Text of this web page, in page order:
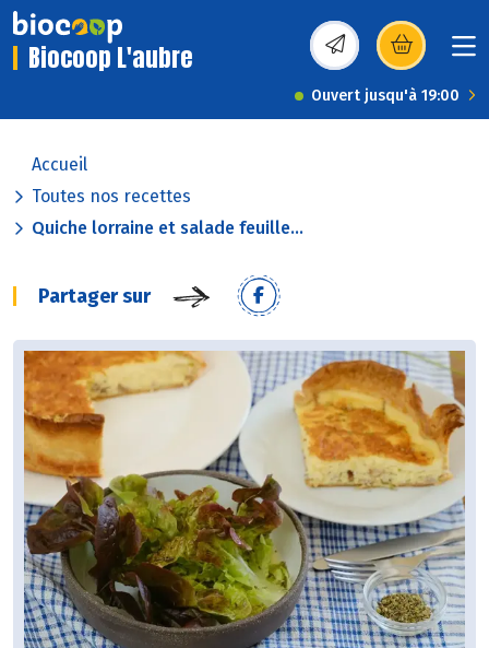
Biocoop L'aubre (s’ouvre dans une
Ouvert jusqu'à 19:00
Accueil
Toutes nos recettes
Quiche lorraine et salade feuille...
Partager sur